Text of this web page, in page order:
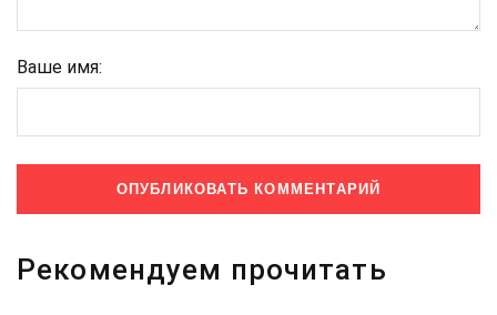
Ваше имя:
Рекомендуем прочитать